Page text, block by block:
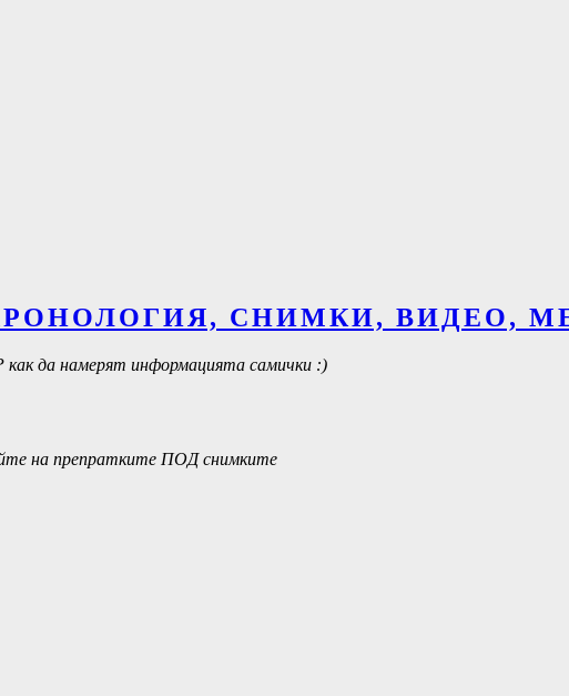
ХРОНОЛОГИЯ, СНИМКИ, ВИДЕО,
да намерят информацията самички :)
на препратките ПОД снимките